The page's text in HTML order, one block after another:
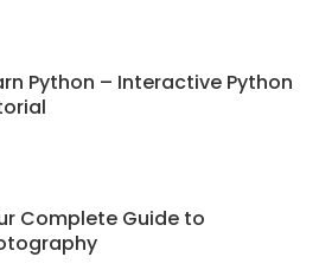
Python – Interactive Python
Complete Guide to